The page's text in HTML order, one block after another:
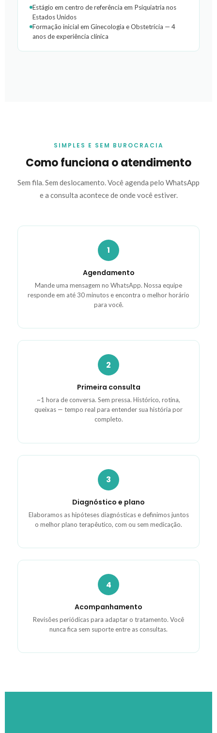
Estágio em centro de referência em Psiquiatria nos
Estados Unidos
Formação inicial em Ginecologia e Obstetrícia — 4
anos de experiência clínica
SIMPLES E SEM BUROCRACIA
Como funciona o atendimento
Sem fila. Sem deslocamento. Você agenda pelo WhatsApp
e a consulta acontece de onde você estiver.
1
Agendamento
Mande uma mensagem no WhatsApp. Nossa equipe
responde em até 30 minutos e encontra o melhor horário
para você.
2
Primeira consulta
~1 hora de conversa. Sem pressa. Histórico, rotina,
queixas — tempo real para entender sua história por
completo.
3
Diagnóstico e plano
Elaboramos as hipóteses diagnósticas e definimos juntos
o melhor plano terapêutico, com ou sem medicação.
4
Acompanhamento
Revisões periódicas para adaptar o tratamento. Você
nunca fica sem suporte entre as consultas.